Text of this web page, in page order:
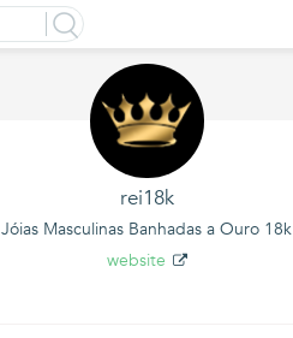
rei18k
Jóias Masculinas Banhadas a Ouro 18k
website